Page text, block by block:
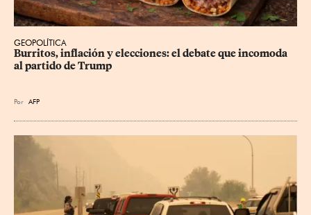
GEOPOLÍTICA
Burritos, inflación y elecciones: el debate que incomoda
al partido de Trump
Por AFP